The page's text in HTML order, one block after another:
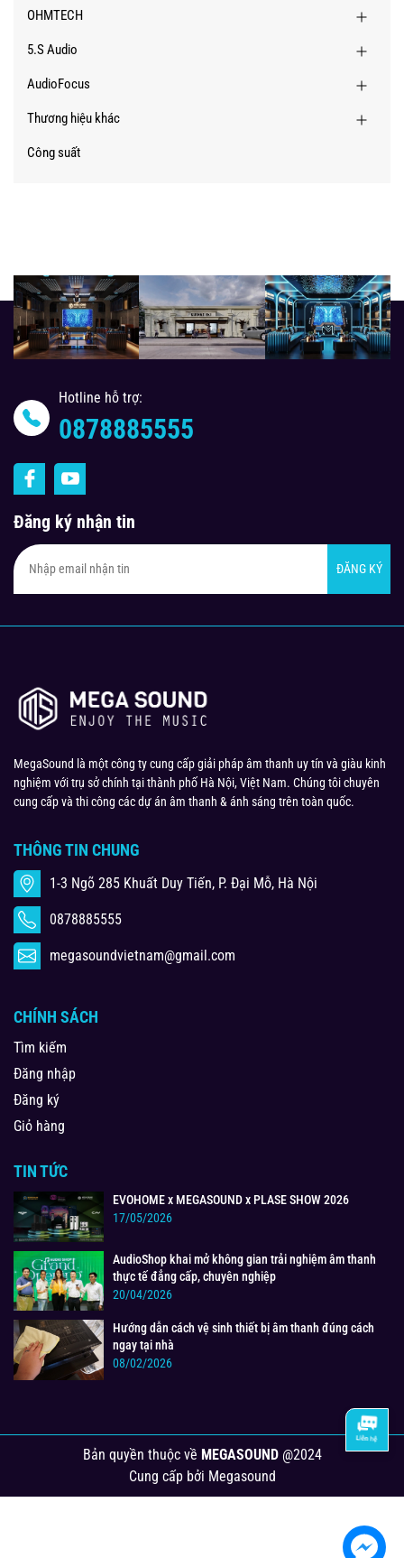
OHMTECH
5.S Audio
AudioFocus
Thương hiệu khác
Công suất
Hotline hỗ trợ:
0878885555
Đăng ký nhận tin
ĐĂNG KÝ
MegaSound là một công ty cung cấp giải pháp âm thanh uy tín và giàu kinh
nghiệm với trụ sở chính tại thành phố Hà Nội, Việt Nam. Chúng tôi chuyên
cung cấp và thi công các dự án âm thanh & ánh sáng trên toàn quốc.
THÔNG TIN CHUNG
1-3 Ngõ 285 Khuất Duy Tiến, P. Đại Mỗ, Hà Nội
0878885555
megasoundvietnam@gmail.com
CHÍNH SÁCH
Tìm kiếm
Đăng nhập
Đăng ký
Giỏ hàng
TIN TỨC
EVOHOME x MEGASOUND x PLASE SHOW 2026
17/05/2026
AudioShop khai mở không gian trải nghiệm âm thanh
thực tế đẳng cấp, chuyên nghiệp
20/04/2026
Hướng dẫn cách vệ sinh thiết bị âm thanh đúng cách
ngay tại nhà
08/02/2026
Bản quyền thuộc về MEGASOUND@2024
Cung cấp bởi Megasound